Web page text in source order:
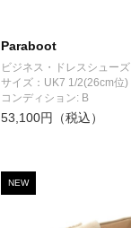
Paraboot
ビジネス・ドレスシューズ
サイズ：UK7 1/2(26cm位)
コンディション: B
53,100円（税込）
NEW